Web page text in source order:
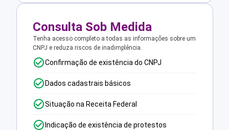
Consulta Sob Medida
Tenha acesso completo a todas as informações sobre um
CNPJ e reduza riscos de inadimplência.
Confirmação de existência do CNPJ
Dados cadastrais básicos
Situação na Receita Federal
Indicação de existência de protestos